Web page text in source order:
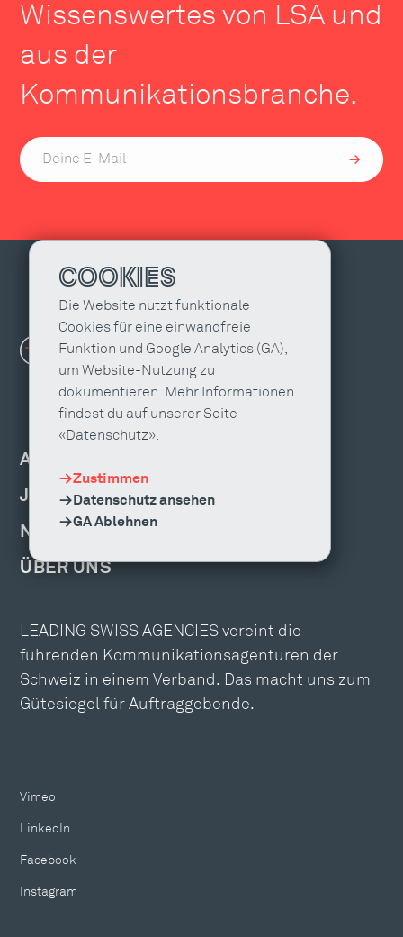
Wissenswertes von LSA und
aus der
Kommunikationsbranche.
COOKIES
Die Website nutzt funktionale
Cookies für eine einwandfreie
Funktion und Google Analytics (GA),
um Website-Nutzung zu
dokumentieren. Mehr Informationen
findest du auf unserer Seite
«Datenschutz».
Zustimmen
Datenschutz ansehen
GA Ablehnen
AGENTUR FINDEN
JOBS & WEITERBILDUNG
NEWS, EVENTS & PUBLIKATIONEN
ÜBER UNS
LEADING SWISS AGENCIES vereint die
führenden Kommunikationsagenturen der
Schweiz in einem Verband. Das macht uns zum
Gütesiegel für Auftraggebende.
Vimeo
LinkedIn
Facebook
Instagram